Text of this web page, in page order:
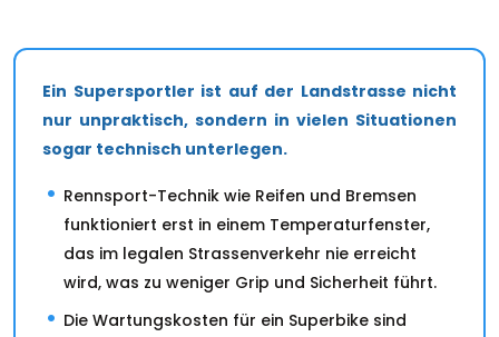
Ein Supersportler ist auf der Landstrasse nicht
nur unpraktisch, sondern in vielen Situationen
sogar technisch unterlegen.
Rennsport-Technik wie Reifen und Bremsen
funktioniert erst in einem Temperaturfenster,
das im legalen Strassenverkehr nie erreicht
wird, was zu weniger Grip und Sicherheit führt.
Die Wartungskosten für ein Superbike sind